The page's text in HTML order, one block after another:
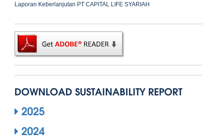
Laporan Keberlanjutan PT CAPITAL LIFE SYARIAH
DOWNLOAD SUSTAINABILITY REPORT
2025
2024